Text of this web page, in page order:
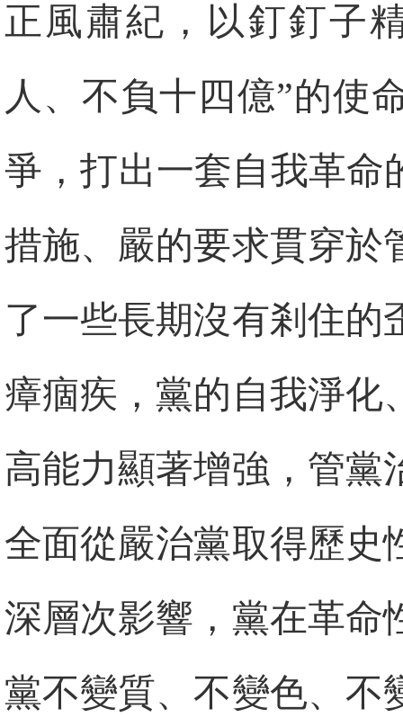
正風肅紀，以釘釘子
人、不負十四億”的使
爭，打出一套自我革命
措施、嚴的要求貫穿於
了一些長期沒有剎住的
瘴痼疾，黨的自我淨化
高能力顯著增強，管黨
全面從嚴治黨取得歷史
深層次影響，黨在革命
黨不變質、不變色、不